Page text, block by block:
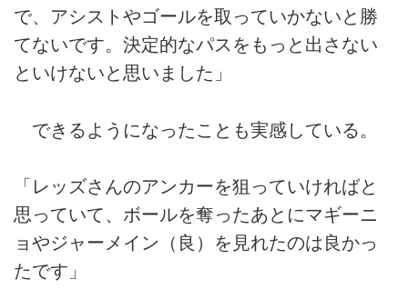
で、アシストやゴールを取っていかないと勝
てないです。決定的なパスをもっと出さない
といけないと思いました」
できるようになったことも実感している。
「レッズさんのアンカーを狙っていければと
思っていて、ボールを奪ったあとにマギーニ
ョやジャーメイン（良）を見れたのは良かっ
たです」